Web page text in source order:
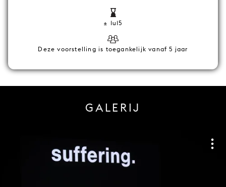
± 1u15
Deze voorstelling is toegankelijk vanaf 5 jaar
GALERIJ